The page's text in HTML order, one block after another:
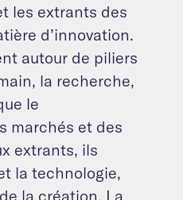
les extrants des
d’innovation.
autour de piliers
la recherche,
le
marchés et des
extrants, ils
la technologie,
la création. La